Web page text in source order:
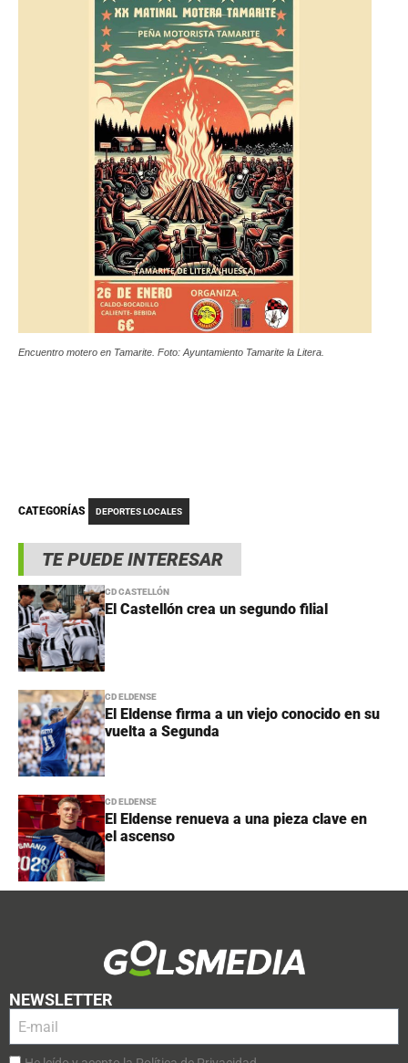
TE PUEDE INTERESAR
CD CASTELLÓN
El Castellón crea un segundo filial
CD ELDENSE
El Eldense firma a un viejo conocido en su
vuelta a Segunda
CD ELDENSE
El Eldense renueva a una pieza clave en
el ascenso
Encuentro motero en Tamarite. Foto: Ayuntamiento Tamarite la Litera.
CATEGORÍAS DEPORTES LOCALES
NEWSLETTER